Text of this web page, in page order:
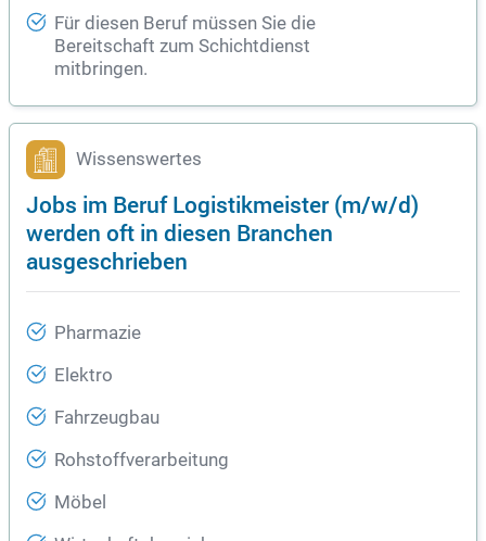
Für diesen Beruf müssen Sie die
Bereitschaft zum Schichtdienst
mitbringen.
Wissenswertes
Jobs im Beruf Logistikmeister (m/w/d)
werden oft in diesen Branchen
ausgeschrieben
Pharmazie
Elektro
Fahrzeugbau
Rohstoffverarbeitung
Möbel